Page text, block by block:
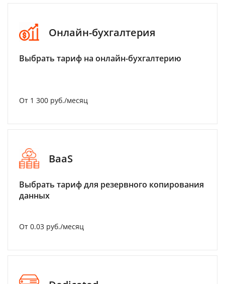
Онлайн-бухгалтерия
Выбрать тариф на онлайн-бухгалтерию
От 1 300 руб./месяц
BaaS
Выбрать тариф для резервного копирования
данных
От 0.03 руб./месяц